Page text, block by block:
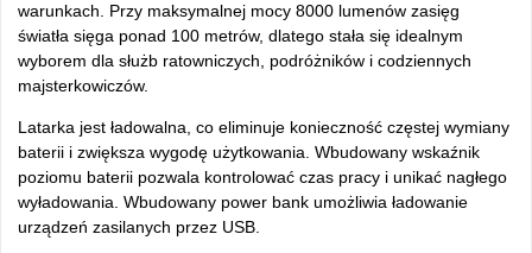
warunkach. Przy maksymalnej mocy 8000 lumenów zasięg
światła sięga ponad 100 metrów, dlatego stała się idealnym
wyborem dla służb ratowniczych, podróżników i codziennych
majsterkowiczów.
Latarka jest ładowalna, co eliminuje konieczność częstej wymiany
baterii i zwiększa wygodę użytkowania. Wbudowany wskaźnik
poziomu baterii pozwala kontrolować czas pracy i unikać nagłego
wyładowania. Wbudowany power bank umożliwia ładowanie
urządzeń zasilanych przez USB.